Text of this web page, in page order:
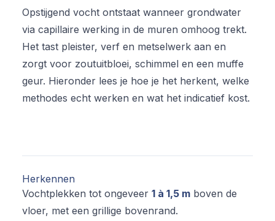
Opstijgend vocht ontstaat wanneer grondwater
via capillaire werking in de muren omhoog trekt.
Het tast pleister, verf en metselwerk aan en
zorgt voor zoutuitbloei, schimmel en een muffe
geur. Hieronder lees je hoe je het herkent, welke
methodes echt werken en wat het indicatief kost.
Herkennen
Vochtplekken tot ongeveer 1 à 1,5 m boven de
vloer, met een grillige bovenrand.